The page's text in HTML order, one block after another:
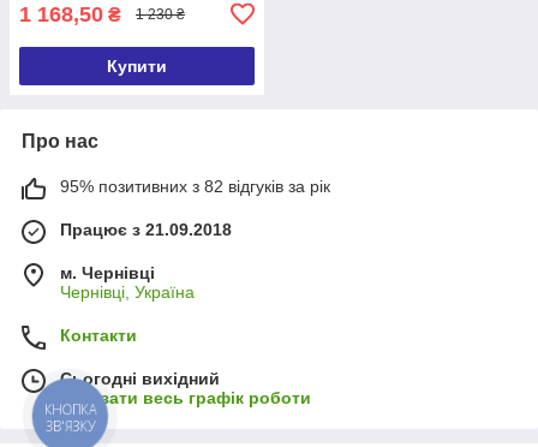
1 168,50 ₴ 1 230 ₴
Купити
Про нас
95% позитивних з 82 відгуків за рік
Працює з 21.09.2018
м. Чернівці
Чернівці, Україна
Контакти
Сьогодні вихідний
Показати весь графік роботи
КНОПКА
ЗВ'ЯЗКУ